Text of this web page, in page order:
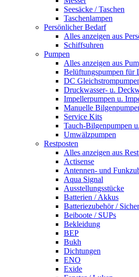
Seesäcke / Taschen
Taschenlampen
Persönlicher Bedarf
Alles anzeigen aus
Schiffsuhren
Pumpen
Alles anzeigen aus
Belüftungspumpen für
DC
Druckwasser- u.
Impellerpumpen u.
Manuelle
Service Kits
Tauch-Bilgenpumpen
Umwälzpumpen
Restposten
Alles anzeigen aus
Actisense
Antennen- und
Aqua Signal
Ausstellungsstücke
Batterien / Akkus
Batteriezubehör /
Beiboote / SUPs
Bekleidung
BEP
Bukh
Dichtungen
ENO
Exide